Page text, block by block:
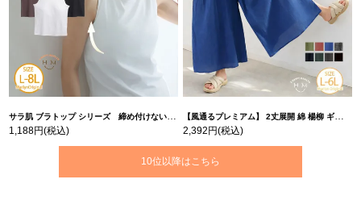
サラ肌 ブラトップ シリーズ 締め付けない リブ タンクトップ | 大きいサイズの通販ならハッピーマリリン
1,188円(税込)
【風通るプレミアム】 2丈展開 綿 楊柳 ギャザー フレア スカンツ 【ウェストゴム】 | 大きいサイズの通販ならハッピーマリリン
2,392円(税込)
10位以降はこちら